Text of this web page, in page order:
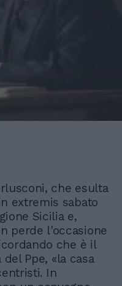
che esulta
extremis sabato
Sicilia e,
perde l'occasione
che è il
Ppe, «la casa
In